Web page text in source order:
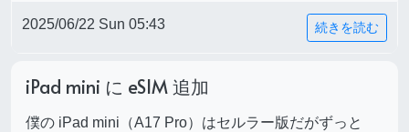
2025/06/22 Sun 05:43 続きを読む
iPad mini に eSIM 追加
僕の iPad mini（A17 Pro）はセルラー版だがずっと